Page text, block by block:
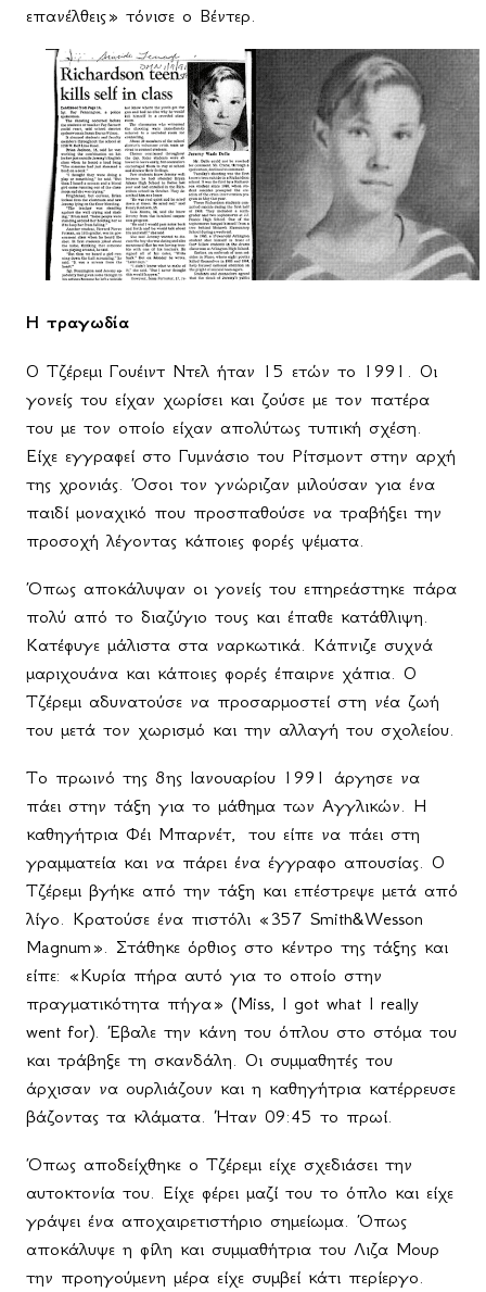
επανέλθεις» τόνισε ο Βέντερ.
Η τραγωδία
Ο Τζέρεμι Γουέιντ Ντελ ήταν 15 ετών το 1991. Οι
γονείς του είχαν χωρίσει και ζούσε με τον πατέρα
του με τον οποίο είχαν απολύτως τυπική σχέση.
Είχε εγγραφεί στο Γυμνάσιο του Ρίτσμοντ στην αρχή
της χρονιάς. Όσοι τον γνώριζαν μιλούσαν για ένα
παιδί μοναχικό που προσπαθούσε να τραβήξει την
προσοχή λέγοντας κάποιες φορές ψέματα.
Όπως αποκάλυψαν οι γονείς του επηρεάστηκε πάρα
πολύ από το διαζύγιο τους και έπαθε κατάθλιψη.
Κατέφυγε μάλιστα στα ναρκωτικά. Κάπνιζε συχνά
μαριχουάνα και κάποιες φορές έπαιρνε χάπια. Ο
Τζέρεμι αδυνατούσε να προσαρμοστεί στη νέα ζωή
του μετά τον χωρισμό και την αλλαγή του σχολείου.
Το πρωινό της 8ης Ιανουαρίου 1991 άργησε να
πάει στην τάξη για το μάθημα των Αγγλικών. Η
καθηγήτρια Φέι Μπαρνέτ,
του είπε να πάει στη
γραμματεία και να πάρει ένα έγγραφο απουσίας. Ο
Τζέρεμι βγήκε από την τάξη και επέστρεψε μετά από
λίγο. Κρατούσε ένα πιστόλι «357 Smith&Wesson
Magnum ». Στάθηκε όρθιος στο κέντρο της τάξης και
είπε: «Κυρία πήρα αυτό για το οποίο στην
πραγματικότητα πήγα» (Miss I got what I really
went for). Έβαλε την κάνη του όπλου στο στόμα του
και τράβηξε τη σκανδάλη. Οι συμμαθητές του
άρχισαν να ουρλιάζουν και η καθηγήτρια κατέρρευσε
βάζοντας τα κλάματα. Ήταν 09:45 το πρωί.
Όπως αποδείχθηκε ο Τζέρεμι είχε σχεδιάσει την
αυτοκτονία του. Είχε φέρει μαζί του το όπλο και είχε
γράψει ένα αποχαιρετιστήριο σημείωμα. Όπως
αποκάλυψε η φίλη και συμμαθήτρια του Λιζα Μουρ
την προηγούμενη μέρα είχε συμβεί κάτι περίεργο.